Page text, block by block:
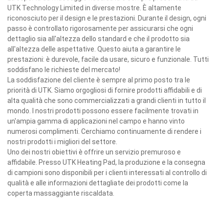
UTK Technology Limited in diverse mostre. È altamente
riconosciuto per il design e le prestazioni. Durante il design, ogni
passo è controllato rigorosamente per assicurarsi che ogni
dettaglio sia all'altezza dello standard e che il prodotto sia
all'altezza delle aspettative. Questo aiuta a garantire le
prestazioni: è durevole, facile da usare, sicuro e funzionale. Tutti
soddisfano le richieste del mercato!
La soddisfazione del cliente è sempre al primo posto tra le
priorità di UTK. Siamo orgogliosi di fornire prodotti affidabili e di
alta qualità che sono commercializzati a grandi clienti in tutto il
mondo. I nostri prodotti possono essere facilmente trovati in
un'ampia gamma di applicazioni nel campo e hanno vinto
numerosi complimenti. Cerchiamo continuamente di rendere i
nostri prodotti i migliori del settore.
Uno dei nostri obiettivi è offrire un servizio premuroso e
affidabile. Presso UTK Heating Pad, la produzione e la consegna
di campioni sono disponibili per i clienti interessati al controllo di
qualità e alle informazioni dettagliate dei prodotti come la
coperta massaggiante riscaldata.